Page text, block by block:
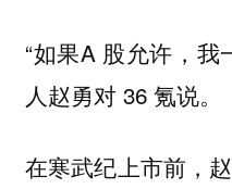
“如果A 股允许，我
人赵勇对 36 氪说。
在寒武纪上市前，